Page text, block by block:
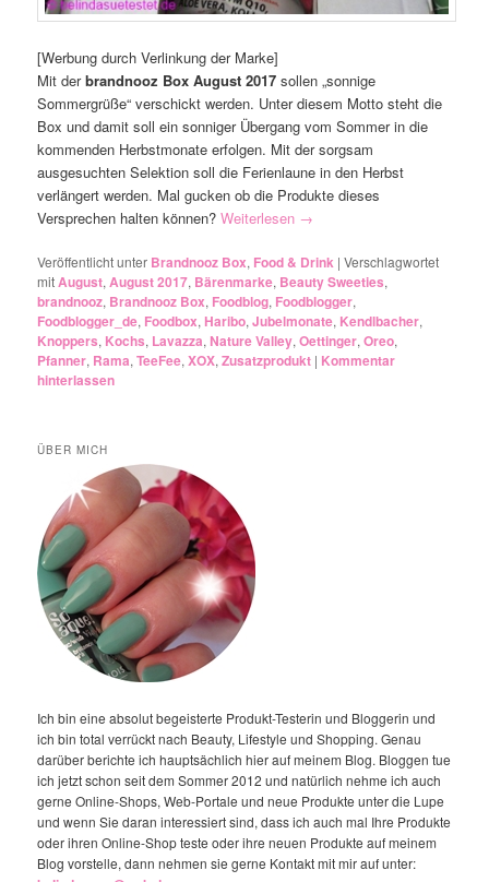
[Werbung durch Verlinkung der Marke]
Mit derbrandnooz Box August 2017 sollen „sonnige
Sommergrüße“ verschickt werden. Unter diesem Motto steht die
Box und damit soll ein sonniger Übergang vom Sommer in die
kommenden Herbstmonate erfolgen. Mit der sorgsam
ausgesuchten Selektion soll die Ferienlaune in den Herbst
verlängert werden. Mal gucken ob die Produkte dieses
Versprechen halten können?Weiterlesen →
Veröffentlicht unter Brandnooz Box, Food & Drink |Verschlagwortet
mitAugust,August 2017, Bärenmarke, Beauty Sweeties,
brandnooz, Brandnooz Box, Foodblog, Foodblogger,
Foodblogger_de, Foodbox,Haribo,Jubelmonate, Kendlbacher,
Knoppers, Kochs, Lavazza,Nature Valley,Oettinger,Oreo,
Pfanner, Rama,TeeFee,XOX,Zusatzprodukt | Kommentar
hinterlassen
ÜBER MICH
Ich bin eine absolut begeisterte Produkt-Testerin und Bloggerin und
ich bin total verrückt nach Beauty, Lifestyle und Shopping. Genau
darüber berichte ich hauptsächlich hier auf meinem Blog. Bloggen tue
ich jetzt schon seit dem Sommer 2012 und natürlich nehme ich auch
gerne Online-Shops, Web-Portale und neue Produkte unter die Lupe
und wenn Sie daran interessiert sind, dass ich auch mal Ihre Produkte
oder ihren Online-Shop teste oder ihre neuen Produkte auf meinem
Blog vorstelle, dann nehmen sie gerne Kontakt mit mir auf unter: